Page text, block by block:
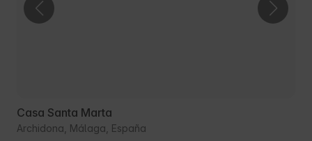
Casa Santa Marta
Archidona, Málaga, España